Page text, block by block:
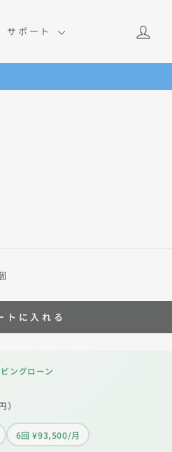
サポート ロ
トに入れる
ングローン
6回 ¥93,500/月